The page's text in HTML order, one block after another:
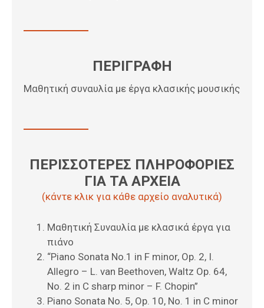
ΠΕΡΙΓΡΑΦΗ
Μαθητική συναυλία με έργα κλασικής μουσικής
ΠΕΡΙΣΣΟΤΕΡΕΣ ΠΛΗΡΟΦΟΡΙΕΣ
ΓΙΑ ΤΑ ΑΡΧΕΙΑ
(κάντε κλικ για κάθε αρχείο αναλυτικά)
Μαθητική Συναυλία με κλασικά έργα για
πιάνο
“Piano Sonata No.1 in F minor, Op. 2, I.
Allegro – L. van Beethoven, Waltz Op. 64,
No. 2 in C sharp minor – F. Chopin”
Piano Sonata No. 5, Op. 10, No. 1 in C minor